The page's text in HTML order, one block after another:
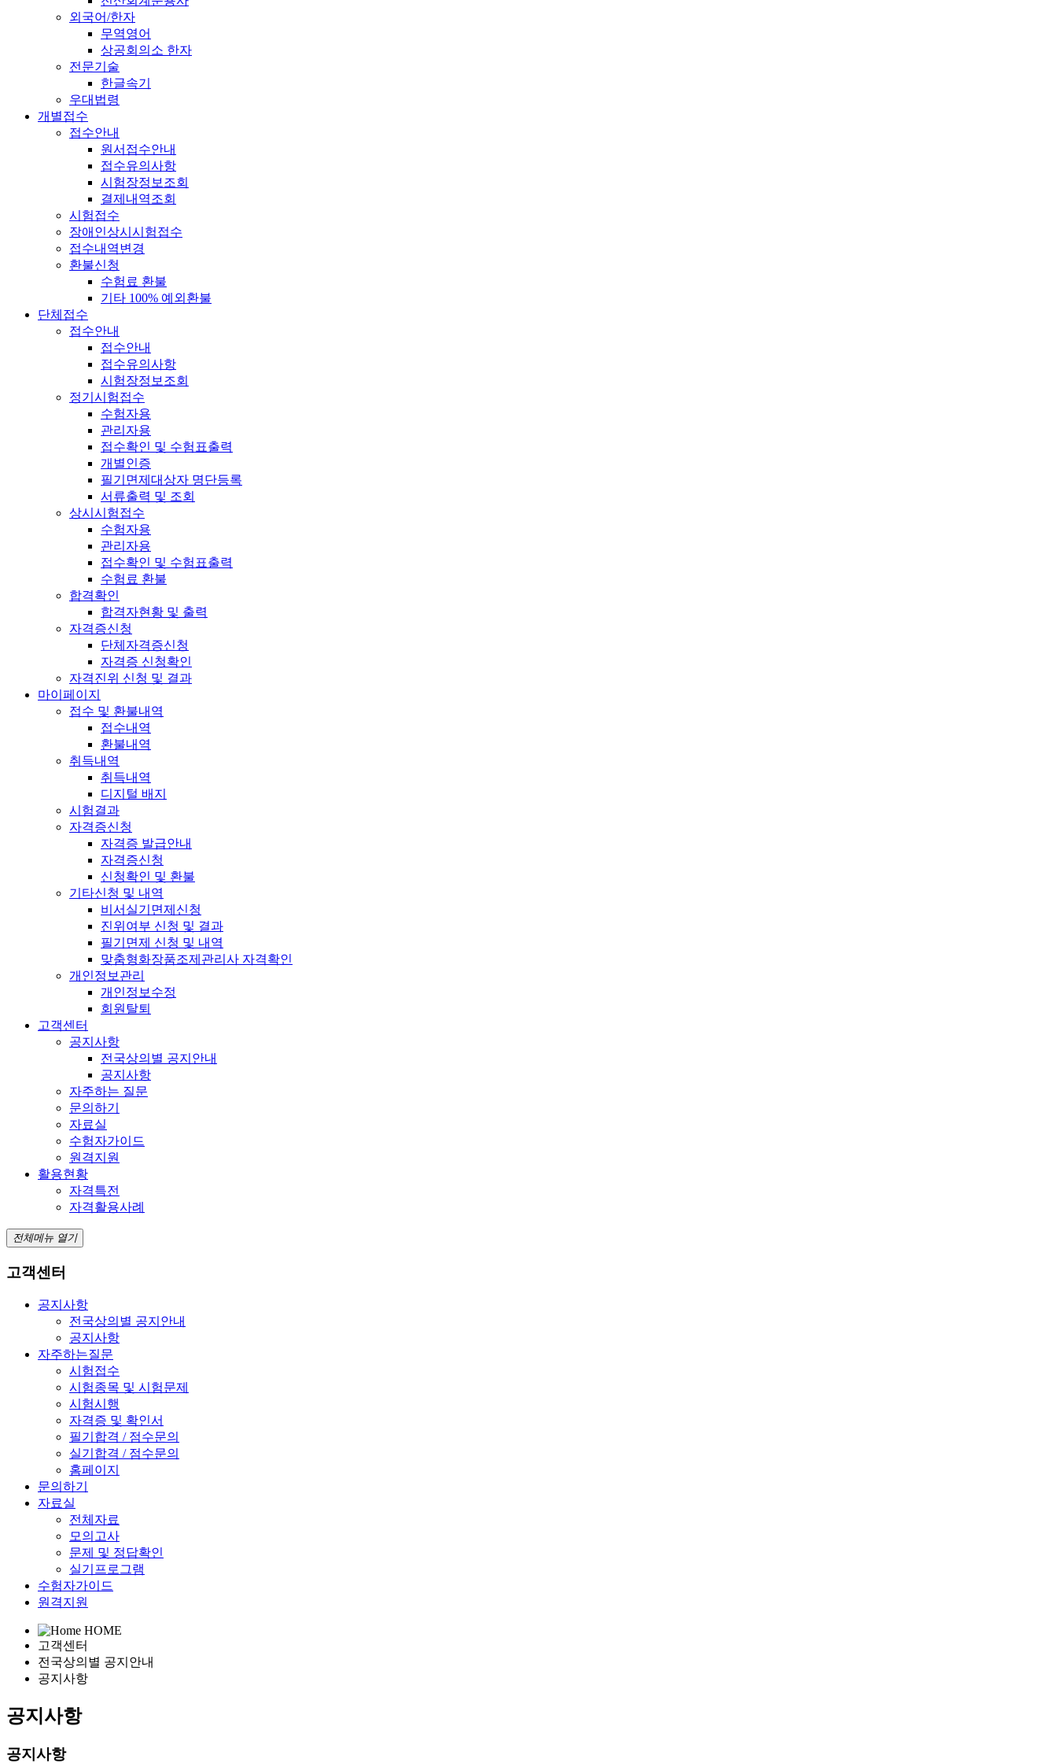
외국어/한자
무역영어
상공회의소 한자
전문기술
한글속기
우대법령
개별접수
접수안내
원서접수안내
접수유의사항
시험장정보조회
결제내역조회
시험접수
장애인상시시험접수
접수내역변경
환불신청
수험료 환불
기타 100% 예외환불
단체접수
접수안내
접수안내
접수유의사항
시험장정보조회
정기시험접수
수험자용
관리자용
접수확인 및 수험표출력
개별인증
필기면제대상자 명단등록
서류출력 및 조회
상시시험접수
수험자용
관리자용
접수확인 및 수험표출력
수험료 환불
합격확인
합격자현황 및 출력
자격증신청
단체자격증신청
자격증 신청확인
자격진위 신청 및 결과
마이페이지
접수 및 환불내역
접수내역
환불내역
취득내역
취득내역
디지털 배지
시험결과
자격증신청
자격증 발급안내
자격증신청
신청확인 및 환불
기타신청 및 내역
비서실기면제신청
진위여부 신청 및 결과
필기면제 신청 및 내역
맞춤형화장품조제관리사 자격확인
개인정보관리
개인정보수정
회원탈퇴
고객센터
공지사항
전국상의별 공지안내
공지사항
자주하는 질문
문의하기
자료실
수험자가이드
원격지원
활용현황
자격특전
자격활용사례
전체메뉴 열기
고객센터
공지사항
전국상의별 공지안내
공지사항
자주하는질문
시험접수
시험종목 및 시험문제
시험시행
자격증 및 확인서
필기합격 / 점수문의
실기합격 / 점수문의
홈페이지
문의하기
자료실
전체자료
모의고사
문제 및 정답확인
실기프로그램
수험자가이드
원격지원
HOME
고객센터
전국상의별 공지안내
공지사항
공지사항
공지사항